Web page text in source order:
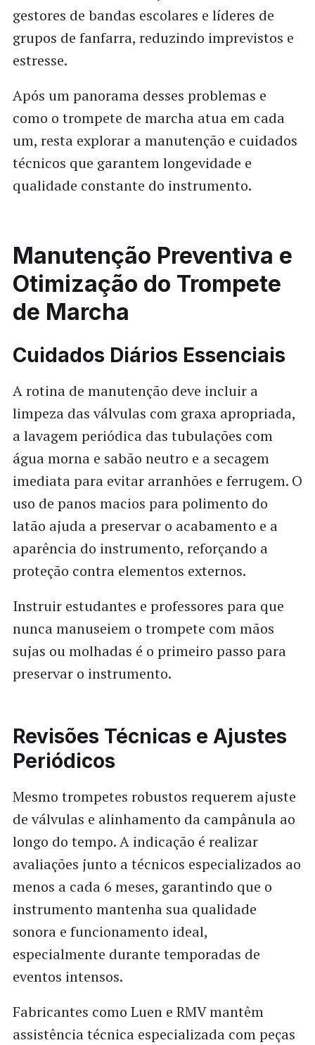
gestores de bandas escolares e líderes de
grupos de fanfarra, reduzindo imprevistos e
estresse.
Após um panorama desses problemas e
como o trompete de marcha atua em cada
um, resta explorar a manutenção e cuidados
técnicos que garantem longevidade e
qualidade constante do instrumento.
Manutenção Preventiva e
Otimização do Trompete
de Marcha
Cuidados Diários Essenciais
A rotina de manutenção deve incluir a
limpeza das válvulas com graxa apropriada,
a lavagem periódica das tubulações com
água morna e sabão neutro e a secagem
imediata para evitar arranhões e ferrugem. O
uso de panos macios para polimento do
latão ajuda a preservar o acabamento e a
aparência do instrumento, reforçando a
proteção contra elementos externos.
Instruir estudantes e professores para que
nunca manuseiem o trompete com mãos
sujas ou molhadas é o primeiro passo para
preservar o instrumento.
Revisões Técnicas e Ajustes
Periódicos
Mesmo trompetes robustos requerem ajuste
de válvulas e alinhamento da campânula ao
longo do tempo. A indicação é realizar
avaliações junto a técnicos especializados ao
menos a cada 6 meses, garantindo que o
instrumento mantenha sua qualidade
sonora e funcionamento ideal,
especialmente durante temporadas de
eventos intensos.
Fabricantes como Luen e RMV mantêm
assistência técnica especializada com peças